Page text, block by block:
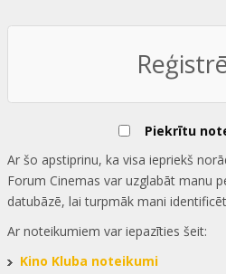
Piekrītu
Ar šo apstiprinu, ka visa iepriekš
Forum Cinemas var uzglabāt manu
datubāzē, lai turpmāk mani
Ar noteikumiem var iepazīties šeit:
Kino Kluba noteikumi